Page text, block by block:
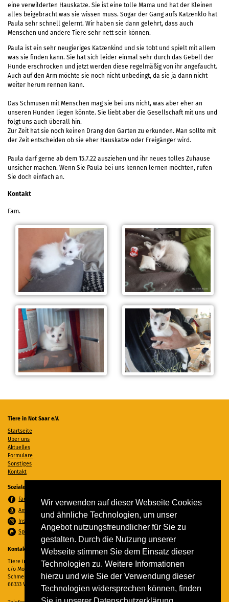
Wir verwenden auf dieser Webseite Cookies
und ähnliche Technologien, um unser
Angebot nutzungsfreundlicher für Sie zu
gestalten. Durch die Nutzung unserer
Webseite stimmen Sie dem Einsatz dieser
Technologien zu. Weitere Informationen
hierzu und wie Sie der Verwendung dieser
Technologien widersprechen können, finden
eine verwilderten Hauskatze. Sie ist eine tolle Mama und hat der Kleinen
alles beigebracht was sie wissen muss. Sogar der Gang aufs Katzenklo hat
Paula sehr schnell gelernt. Wir haben sie dann gelehrt, dass auch
Menschen und andere Tiere sehr nett sein können.
Paula ist ein sehr neugieriges Katzenkind und sie tobt und spielt mit allem
was sie finden kann. Sie hat sich leider einmal sehr durch das Gebell der
Hunde erschrocken und jetzt werden diese regelmäßig von ihr angefaucht.
Auch auf den Arm möchte sie noch nicht unbedingt, da sie ja dann nicht
weiter herum rennen kann.
Das Schmusen mit Menschen mag sie bei uns nicht, was aber eher an
unseren Hunden liegen könnte. Sie liebt aber die Gesellschaft mit uns und
folgt uns auch überall hin.
Zur Zeit hat sie noch keinen Drang den Garten zu erkunden. Man sollte mit
der Zeit entscheiden ob sie eher Hauskatze oder Freigänger wird.
Paula darf gerne ab dem 15.7.22 ausziehen und ihr neues tolles Zuhause
unsicher machen. Wenn Sie Paula bei uns kennen lernen möchten, rufen
Sie doch einfach an.
Kontakt
Fam.
Tiere in Not Saar e.V.
Startseite
Über uns
Aktuelles
Formulare
Sonstiges
Kontakt
Soziale Medien
Facebook
Amazon Wunschzettel
Instagram
Spenden per PayPal
Kontakt
Tiere in Not Saar e.V.
c/o Monika Ewen
Schmelzer Straße 22
66333 Völklingen